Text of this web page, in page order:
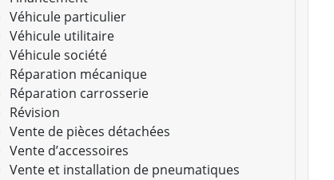
Véhicule particulier
Véhicule utilitaire
Véhicule société
Réparation mécanique
Réparation carrosserie
Révision
Vente de pièces détachées
Vente d’accessoires
Vente et installation de pneumatiques